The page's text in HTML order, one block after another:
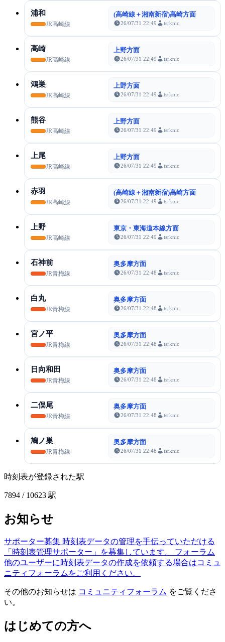
浦和
JR高崎線
(高崎線＋湘南新宿)高崎方面
26/07/31 22:49 tsrknic
高崎
JR高崎線
上野方面
26/07/31 22:49 tsrknic
鴻巣
JR高崎線
上野方面
26/07/31 22:49 tsrknic
熊谷
JR高崎線
上野方面
26/07/31 22:49 tsrknic
上尾
JR高崎線
上野方面
26/07/31 22:49 tsrknic
赤羽
JR高崎線
(高崎線＋湘南新宿)高崎方面
26/07/31 22:49 tsrknic
上野
JR高崎線
東京・東海道本線方面
26/07/31 22:49 tsrknic
石神前
JR青梅線
奥多摩方面
26/07/31 22:48 tsrknic
白丸
JR青梅線
奥多摩方面
26/07/31 22:48 tsrknic
宮ノ平
JR青梅線
奥多摩方面
26/07/31 22:48 tsrknic
日向和田
JR青梅線
奥多摩方面
26/07/31 22:48 tsrknic
二俣尾
JR青梅線
奥多摩方面
26/07/31 22:48 tsrknic
鳩ノ巣
JR青梅線
奥多摩方面
26/07/31 22:48 tsrknic
時刻表が登録された駅
7894 / 10623 駅
お知らせ
サポーター募集 時刻表データの管理を手伝っていただける
「時刻表管理サポーター」を募集しています。
フォーラム
他のユーザーに時刻表データの作成を依頼する場合はコミュ
ニティフォーラムをご利用ください。
その他のお知らせは コミュニティフォーラム をご覧くださ
い。
はじめての方へ